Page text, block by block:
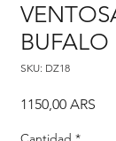
BUFALO
SKU: DZ18
1150,00 ARS